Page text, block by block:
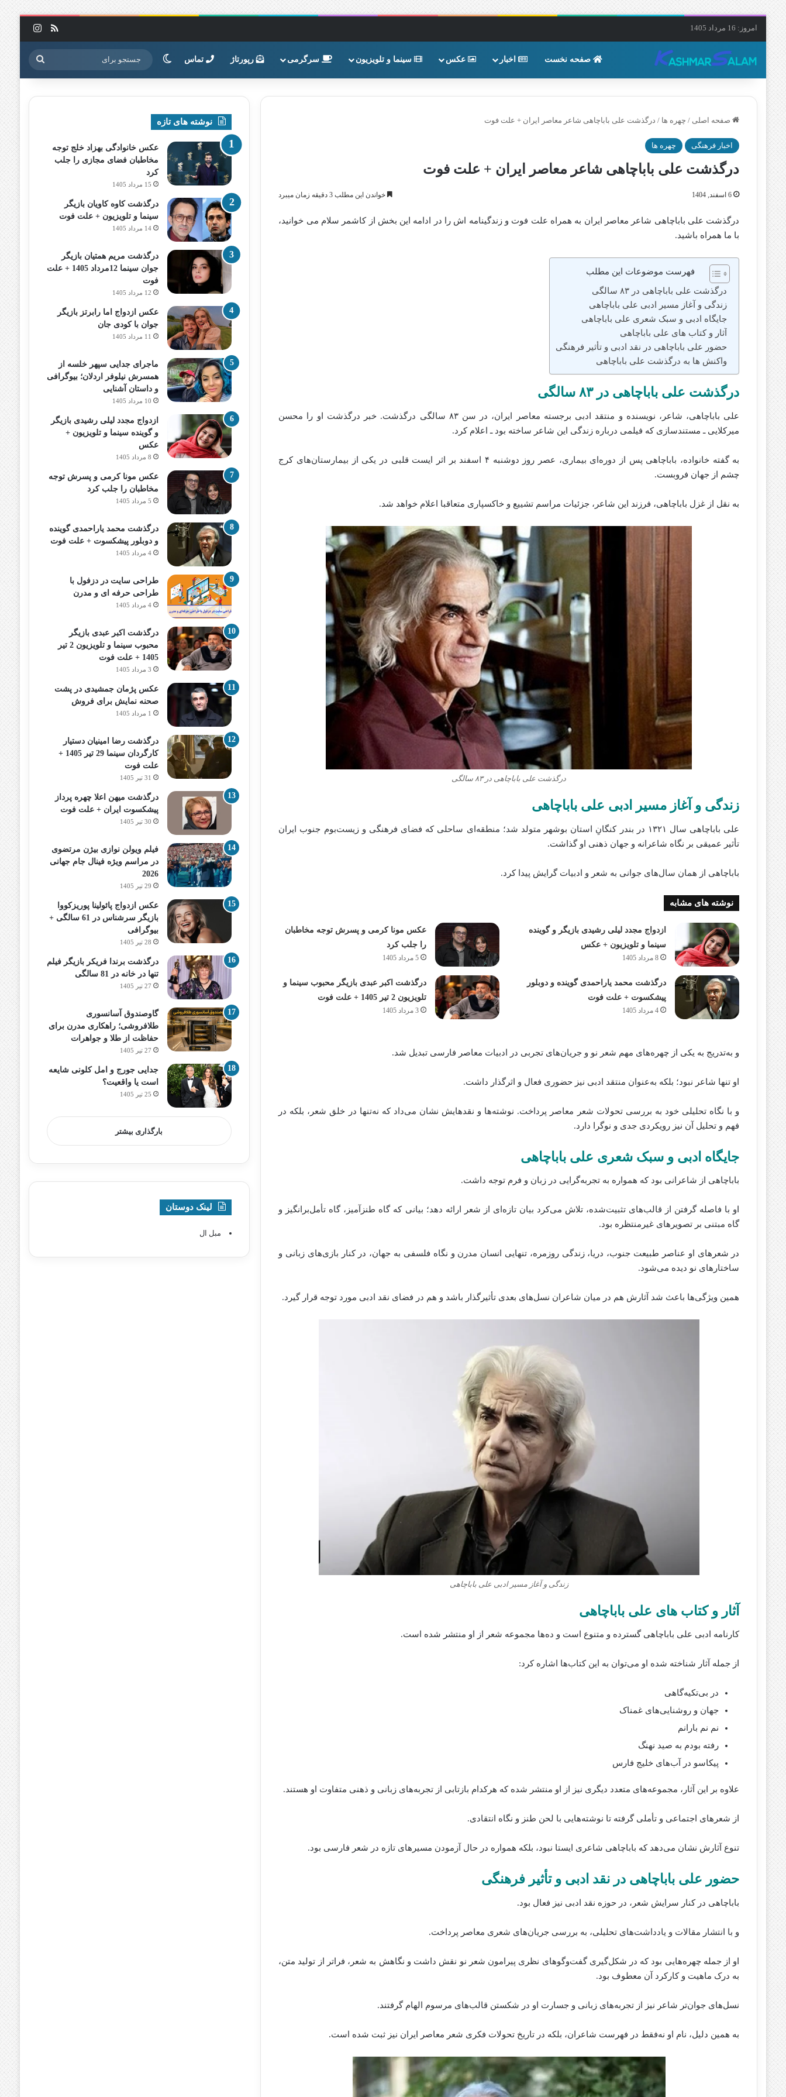
امروز: 16 مرداد 1405 خوراک
صفحه نخست اخبار عکس سینما و تلویزیون سرگرمی رپورتاژ تماس تغییر پوسته جستجو
برای
صفحه اصلی / چهره ها / درگذشت علی باباچاهی شاعر معاصر ایران + علت فوت
اخبار فرهنگی چهره ها
درگذشت علی باباچاهی شاعر معاصر ایران + علت فوت
6 اسفند, 1404 خواندن این مطلب 3 دقیقه زمان میبرد
درگذشت علی باباچاهی شاعر معاصر ایران به همراه علت فوت و زندگینامه اش را در ادامه این بخش از کاشمر سلام می خوانید،
با ما همراه باشید.
فهرست موضوعات این مطلب
درگذشت علی باباچاهی در ۸۳ سالگی
زندگی و آغاز مسیر ادبی علی باباچاهی
جایگاه ادبی و سبک شعری علی باباچاهی
آثار و کتاب‌ های علی باباچاهی
حضور علی باباچاهی در نقد ادبی و تأثیر فرهنگی
واکنش‌ ها به درگذشت علی باباچاهی
درگذشت علی باباچاهی در ۸۳ سالگی
علی باباچاهی، شاعر، نویسنده و منتقد ادبی برجسته معاصر ایران، در سن ۸۳ سالگی درگذشت. خبر درگذشت او را
محسن
میرکلایی ـ مستندسازی که فیلمی درباره زندگی این شاعر ساخته بود ـ اعلام کرد.
به گفته‌ خانواده، باباچاهی پس از دوره‌ای بیماری، عصر روز دوشنبه ۴ اسفند بر اثر ایست قلبی در یکی از بیمارستان‌های کرج
چشم از جهان فروبست.
به نقل از غزل باباچاهی، فرزند این شاعر، جزئیات مراسم تشییع و خاکسپاری متعاقبا اعلام خواهد شد.
درگذشت علی باباچاهی در ۸۳ سالگی
زندگی و آغاز مسیر ادبی علی باباچاهی
علی باباچاهی سال ۱۳۲۱ در بندر کنگانِ استان بوشهر متولد شد؛ منطقه‌ای ساحلی که فضای فرهنگی و زیست‌بوم جنوب ایران
تأثیر عمیقی بر نگاه شاعرانه و جهان ذهنی او گذاشت.
باباچاهی از همان سال‌های جوانی به شعر و ادبیات گرایش پیدا کرد.
نوشته های مشابه
ازدواج مجدد لیلی رشیدی بازیگر و گوینده
سینما و تلویزیون + عکس
8 مرداد 1405
عکس مونا کرمی و پسرش توجه مخاطبان
را جلب کرد
5 مرداد 1405
درگذشت محمد یاراحمدی گوینده و دوبلور
پیشکسوت + علت فوت
4 مرداد 1405
درگذشت اکبر عبدی بازیگر محبوب سینما و
تلویزیون 2 تیر 1405 + علت فوت
3 مرداد 1405
و به‌تدریج به یکی از چهره‌های مهم شعر نو و جریان‌های تجربی در ادبیات معاصر فارسی تبدیل شد.
او تنها شاعر نبود؛ بلکه به‌عنوان منتقد ادبی نیز حضوری فعال و اثرگذار داشت.
و با نگاه تحلیلی خود به بررسی تحولات شعر معاصر پرداخت. نوشته‌ها و نقدهایش نشان می‌داد که نه‌تنها در خلق شعر، بلکه در
فهم و تحلیل آن نیز رویکردی جدی و نوگرا دارد.
جایگاه ادبی و سبک شعری علی باباچاهی
باباچاهی از شاعرانی بود که همواره به تجربه‌گرایی در زبان و فرم توجه داشت.
او با فاصله گرفتن از قالب‌های تثبیت‌شده، تلاش می‌کرد بیان تازه‌ای از شعر ارائه دهد؛ بیانی که گاه طنزآمیز، گاه تأمل‌برانگیز و
گاه مبتنی بر تصویرهای غیرمنتظره بود.
در شعرهای او عناصر طبیعت جنوب، دریا، زندگی روزمره، تنهایی انسان مدرن و نگاه فلسفی به جهان، در کنار بازی‌های زبانی و
ساختارهای نو دیده‌ می‌شود.
همین ویژگی‌ها باعث شد آثارش هم در میان شاعران نسل‌های بعدی تأثیرگذار باشد و هم در فضای نقد ادبی مورد توجه قرار گیرد.
زندگی و آغاز مسیر ادبی علی باباچاهی
آثار و کتاب‌ های علی باباچاهی
کارنامه ادبی علی باباچاهی گسترده و متنوع است و ده‌ها مجموعه شعر از او منتشر شده‌‌ است.
از جمله آثار شناخته‌‌ شده‌ او می‌توان به این کتاب‌ها اشاره کرد:
در بی‌تکیه‌گاهی
جهان و روشنایی‌های غمناک
نم نم بارانم
رفته‌ بودم به صید نهنگ
پیکاسو در آب‌های خلیج فارس
علاوه بر این آثار، مجموعه‌های متعدد دیگری نیز از او منتشر شده‌ که هرکدام بازتابی از تجربه‌های زبانی و ذهنی متفاوت او هستند.
از شعرهای اجتماعی و تأملی گرفته تا نوشته‌هایی با لحن طنز و نگاه انتقادی.
تنوع آثارش نشان می‌دهد که باباچاهی شاعری ایستا نبود، بلکه همواره در حال آزمودن مسیرهای تازه در شعر فارسی بود.
حضور علی باباچاهی در نقد ادبی و تأثیر فرهنگی
باباچاهی در کنار سرایش شعر، در حوزه نقد ادبی نیز فعال بود.
و با انتشار مقالات و یادداشت‌های تحلیلی، به بررسی جریان‌های شعری معاصر پرداخت.
او از جمله چهره‌هایی بود که در شکل‌گیری گفت‌وگوهای نظری پیرامون شعر نو نقش داشت و نگاهش به شعر، فراتر از تولید متن،
به درک ماهیت و کارکرد آن معطوف بود.
نسل‌های جوان‌تر شاعر نیز از تجربه‌های زبانی و جسارت او در شکستن قالب‌های مرسوم الهام گرفتند.
به همین دلیل، نام او نه‌فقط در فهرست شاعران، بلکه در تاریخ تحولات فکری شعر معاصر ایران نیز ثبت شده است.
نوشته های تازه
عکس خانوادگی بهزاد خلج توجه
مخاطبان فضای مجازی را جلب
کرد
15 مرداد 1405
درگذشت کاوه کاویان بازیگر
سینما و تلویزیون + علت فوت
14 مرداد 1405
درگذشت مریم همتیان بازیگر
جوان سینما 12مرداد 1405 + علت
فوت
12 مرداد 1405
عکس ازدواج اما رابرتز بازیگر
جوان با کودی جان
11 مرداد 1405
ماجرای جدایی سپهر خلسه از
همسرش نیلوفر اردلان؛ بیوگرافی
و داستان آشنایی
10 مرداد 1405
ازدواج مجدد لیلی رشیدی بازیگر
و گوینده سینما و تلویزیون +
عکس
8 مرداد 1405
عکس مونا کرمی و پسرش توجه
مخاطبان را جلب کرد
5 مرداد 1405
درگذشت محمد یاراحمدی گوینده
و دوبلور پیشکسوت + علت فوت
4 مرداد 1405
طراحی سایت در دزفول با
طراحی حرفه‌ ای و مدرن
4 مرداد 1405
درگذشت اکبر عبدی بازیگر
محبوب سینما و تلویزیون 2 تیر
1405 + علت فوت
3 مرداد 1405
عکس پژمان جمشیدی در پشت
صحنه نمایش برای فروش
1 مرداد 1405
درگذشت رضا امینیان دستیار
کارگردان سینما 29 تیر 1405 +
علت فوت
31 تیر 1405
درگذشت میهن اعلا چهره پرداز
پیشکسوت ایران + علت فوت
30 تیر 1405
فیلم ویولن نوازی بیژن مرتضوی
در مراسم ویژه فینال جام جهانی
2026
29 تیر 1405
عکس ازدواج پائولینا پوریزکووا
بازیگر سرشناس در 61 سالگی +
بیوگرافی
28 تیر 1405
درگذشت برندا فریکر بازیگر فیلم
تنها در خانه در 81 سالگی
27 تیر 1405
گاوصندوق آسانسوری
طلافروشی؛ راهکاری مدرن برای
حفاظت از طلا و جواهرات
27 تیر 1405
جدایی جورج و امل کلونی شایعه
است یا واقعیت؟
25 تیر 1405
بارگذاری بیشتر
لینک دوستان
مبل ال